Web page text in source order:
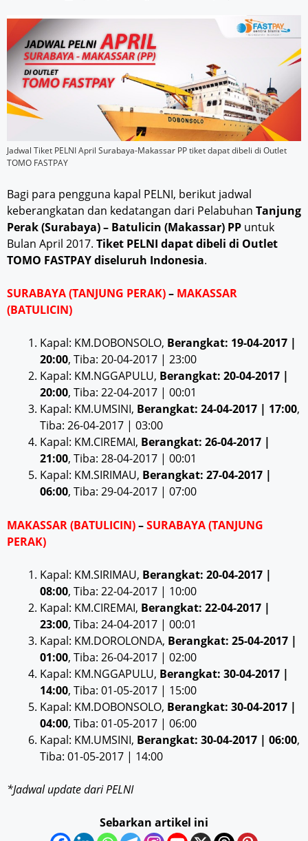
Jadwal Tiket PELNI April Surabaya-Makassar PP tiket dapat dibeli di Outlet
TOMO FASTPAY
Bagi para pengguna kapal PELNI, berikut jadwal
keberangkatan dan kedatangan dari Pelabuhan Tanjung
Perak (Surabaya) – Batulicin (Makassar) PP untuk
Bulan April 2017. Tiket PELNI dapat dibeli di Outlet
TOMO FASTPAY diseluruh Indonesia.
SURABAYA (TANJUNG PERAK)– MAKASSAR
(BATULICIN)
Kapal: KM.DOBONSOLO, Berangkat: 19-04-2017 |
20:00, Tiba: 20-04-2017 | 23:00
Kapal: KM.NGGAPULU, Berangkat: 20-04-2017 |
20:00, Tiba: 22-04-2017 | 00:01
Kapal: KM.UMSINI, Berangkat: 24-04-2017 | 17:00,
Tiba: 26-04-2017 | 03:00
Kapal: KM.CIREMAI, Berangkat: 26-04-2017 |
21:00, Tiba: 28-04-2017 | 00:01
Kapal: KM.SIRIMAU, Berangkat: 27-04-2017 |
06:00, Tiba: 29-04-2017 | 07:00
MAKASSAR (BATULICIN)–SURABAYA (TANJUNG
PERAK)
Kapal: KM.SIRIMAU, Berangkat: 20-04-2017 |
08:00, Tiba: 22-04-2017 | 10:00
Kapal: KM.CIREMAI, Berangkat: 22-04-2017 |
23:00, Tiba: 24-04-2017 | 00:01
Kapal: KM.DOROLONDA, Berangkat: 25-04-2017 |
01:00, Tiba: 26-04-2017 | 02:00
Kapal: KM.NGGAPULU, Berangkat: 30-04-2017 |
14:00, Tiba: 01-05-2017 | 15:00
Kapal: KM.DOBONSOLO, Berangkat: 30-04-2017 |
04:00, Tiba: 01-05-2017 | 06:00
Kapal: KM.UMSINI, Berangkat: 30-04-2017 | 06:00,
Tiba: 01-05-2017 | 14:00
*Jadwal update dari PELNI
Sebarkan artikel ini